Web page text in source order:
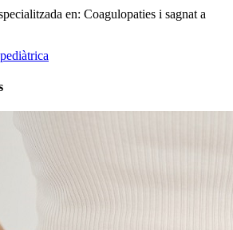
en: Coagulopaties i sagnat a